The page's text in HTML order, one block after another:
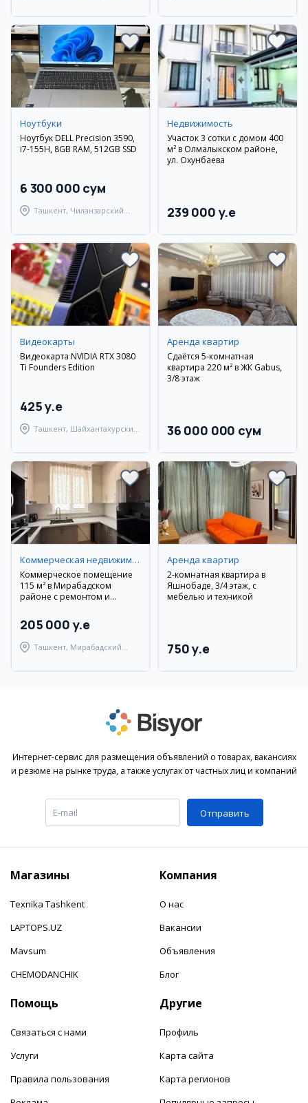
Ноутбуки
Ноутбук DELL Precision 3590,
i7-155H, 8GB RAM, 512GB SSD
6 300 000 сум
Ташкент, Чиланзарский
Недвижимость
Участок 3 сотки с домом 400
м² в Олмалыкском районе,
ул. Охунбаева
239 000 y.e
Видеокарты
Видеокарта NVIDIA RTX 3080
Ti Founders Edition
425 y.e
Ташкент, Шайхантахурский
Аренда квартир
Сдаётся 5-комнатная
квартира 220 м² в ЖК Gabus,
3/8 этаж
36 000 000 сум
Коммерческая недвижимость
Коммерческое помещение
115 м² в Мирабадском
районе с ремонтом и
205 000 y.e
Ташкент, Мирабадский
Аренда квартир
2-комнатная квартира в
Яшнобаде, 3/4 этаж, с
мебелью и техникой
750 y.e
Интернет-сервис для размещения объявлений о товарах, вакансиях
и резюме на рынке труда, а также услугах от частных лиц и компаний
Отправить
Магазины
Texnika Tashkent
LAPTOPS.UZ
Mavsum
CHEMODANCHIK
Компания
О нас
Вакансии
Объявления
Блог
Помощь
Связаться с нами
Услуги
Правила пользования
Другие
Профиль
Карта сайта
Карта регионов